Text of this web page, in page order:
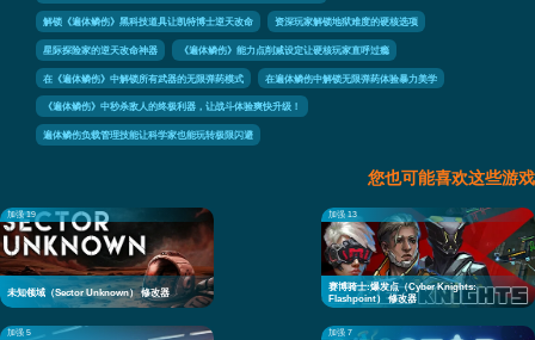
解锁《遍体鳞伤》黑科技道具让凯特博士逆天改命 资深玩家解锁地狱难度的硬核选项
星际探险家的逆天改命神器 《遍体鳞伤》能力点削减设定让硬核玩家直呼过瘾
在《遍体鳞伤》中解锁所有武器的无限弹药模式 在遍体鳞伤中解锁无限弹药体验暴力美学
《遍体鳞伤》中秒杀敌人的终极利器，让战斗体验爽快升级！
遍体鳞伤负载管理技能让科学家也能玩转极限闪避
您也可能喜欢这些游戏
加强 19
未知领域（Sector Unknown） 修改器
加强 13
赛博骑士:爆发点（Cyber Knights:
Flashpoint） 修改器
加强 5 加强 7